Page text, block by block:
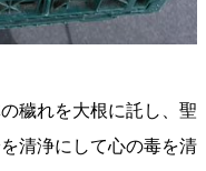
穢れを大根に託し、聖
清浄にして心の毒を清